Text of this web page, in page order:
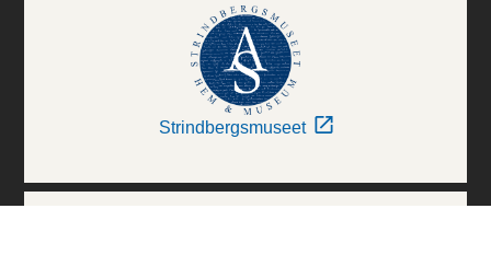
Strindbergsmuseet